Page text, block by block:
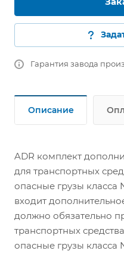
Гарантия завода
Описание
ADR комплект
для транспортных
опасные грузы класса
входит
должно обязательно
транспортных
опасные грузы класса